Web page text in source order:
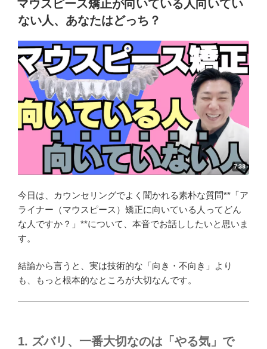
日:
マウスピース矯正が向いている人向いてい
ない人、あなたはどっち？
今日は、カウンセリングでよく聞かれる素朴な質問**「ア
ライナー（マウスピース）矯正に向いている人ってどん
な人ですか？」**について、本音でお話ししたいと思いま
す。
結論から言うと、実は技術的な「向き・不向き」より
も、もっと根本的なところが大切なんです。
1. ズバリ、一番大切なのは「やる気」で